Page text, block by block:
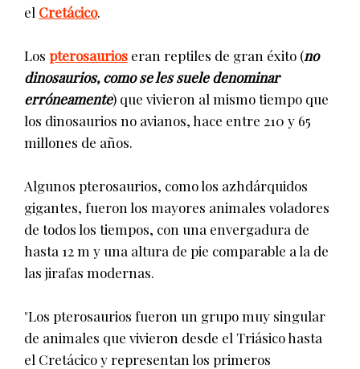
el Cretácico.
Los pterosaurios eran reptiles de gran éxito (no
dinosaurios, como se les suele denominar
erróneamente) que vivieron al mismo tiempo que
los dinosaurios no avianos, hace entre 210 y 65
millones de años.
Algunos pterosaurios, como los azhdárquidos
gigantes, fueron los mayores animales voladores
de todos los tiempos, con una envergadura de
hasta 12 m y una altura de pie comparable a la de
las jirafas modernas.
"Los pterosaurios fueron un grupo muy singular
de animales que vivieron desde el Triásico hasta
el Cretácico y representan los primeros